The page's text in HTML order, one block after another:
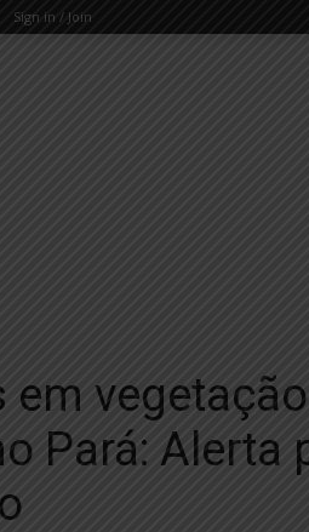
Sign in / Join
em
Pará: Alerta